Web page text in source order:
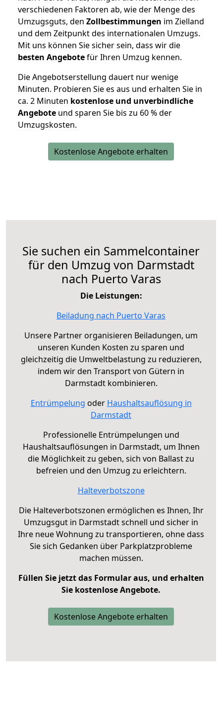
verschiedenen Faktoren ab, wie der Menge des
Umzugsguts, den Zollbestimmungen im Zielland
und dem Zeitpunkt des internationalen Umzugs.
Mit uns können Sie sicher sein, dass wir die
besten Angebotefür Ihren Umzug kennen.
Die Angebotserstellung dauert nur wenige
Minuten. Probieren Sie es aus und erhalten Sie in
ca. 2 Minuten kostenlose und unverbindliche
Angebote und sparen Sie bis zu 60 % der
Umzugskosten.
Kostenlose Angebote erhalten
Sie suchen ein Sammelcontainer
für den Umzug von Darmstadt
nach Puerto Varas
Die Leistungen:
Beiladung nach Puerto Varas
Unsere Partner organisieren Beiladungen, um
unseren Kunden Kosten zu sparen und
gleichzeitig die Umweltbelastung zu reduzieren,
indem wir den Transport von Gütern in
Darmstadt kombinieren.
Entrümpelung oder Haushaltsauflösung in
Darmstadt
Professionelle Entrümpelungen und
Haushaltsauflösungen in Darmstadt, um Ihnen
die Möglichkeit zu geben, sich von Ballast zu
befreien und den Umzug zu erleichtern.
Halteverbotszone
Die Halteverbotszonen ermöglichen es Ihnen, Ihr
Umzugsgut in Darmstadt schnell und sicher in
Ihre neue Wohnung zu transportieren, ohne dass
Sie sich Gedanken über Parkplatzprobleme
machen müssen.
Füllen Sie jetzt das Formular aus, und erhalten
Sie kostenlose Angebote.
Kostenlose Angebote erhalten